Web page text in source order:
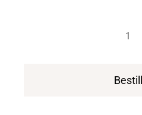
Bok
Bestill